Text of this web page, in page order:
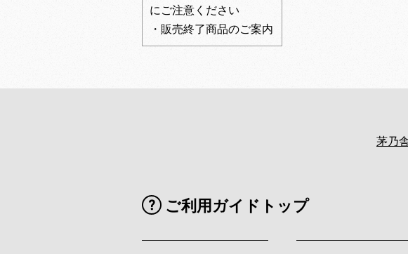
にご注意ください
・販売終了商品のご案内
茅乃
ご利用ガイドトップ